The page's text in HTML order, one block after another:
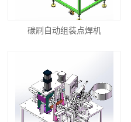
碳刷自动组装点焊机